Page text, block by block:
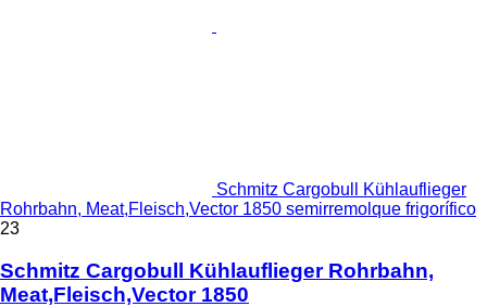
Schmitz Cargobull Kühlauflieger
Rohrbahn, Meat,Fleisch,Vector 1850 semirremolque frigorífico
23
Schmitz Cargobull Kühlauflieger Rohrbahn,
Meat,Fleisch,Vector 1850